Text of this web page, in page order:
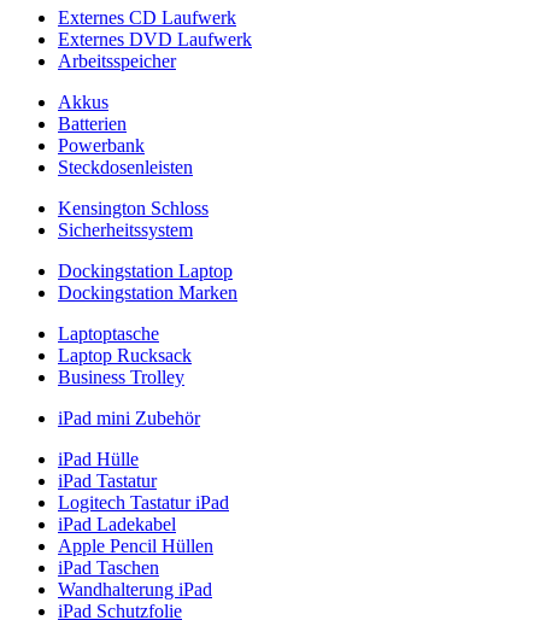
Externes CD Laufwerk
Externes DVD Laufwerk
Arbeitsspeicher
Akkus
Batterien
Powerbank
Steckdosenleisten
Kensington Schloss
Sicherheitssystem
Dockingstation Laptop
Dockingstation Marken
Laptoptasche
Laptop Rucksack
Business Trolley
iPad mini Zubehör
iPad Hülle
iPad Tastatur
Logitech Tastatur iPad
iPad Ladekabel
Apple Pencil Hüllen
iPad Taschen
Wandhalterung iPad
iPad Schutzfolie